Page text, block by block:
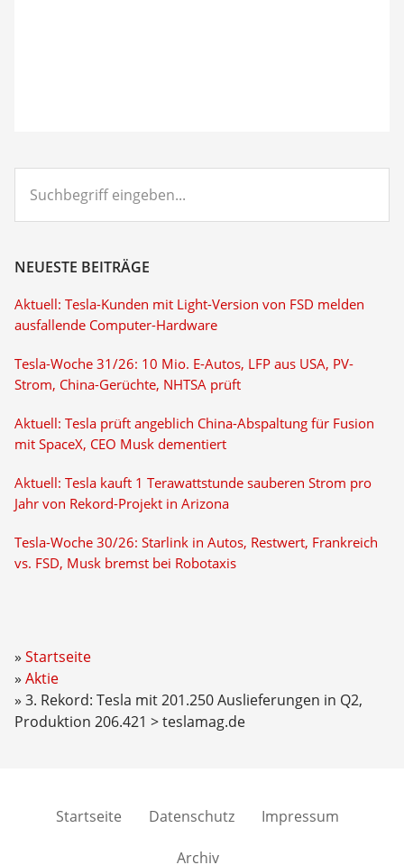
eingeben...
NEUESTE BEITRÄGE
Aktuell: Tesla-Kunden mit Light-Version von FSD melden
ausfallende Computer-Hardware
Tesla-Woche 31/26: 10 Mio. E-Autos, LFP aus USA, PV-
Strom, China-Gerüchte, NHTSA prüft
Aktuell: Tesla prüft angeblich China-Abspaltung für Fusion
mit SpaceX, CEO Musk dementiert
Aktuell: Tesla kauft 1 Terawattstunde sauberen Strom pro
Jahr von Rekord-Projekt in Arizona
Tesla-Woche 30/26: Starlink in Autos, Restwert, Frankreich
vs. FSD, Musk bremst bei Robotaxis
Startseite
Aktie
3. Rekord: Tesla mit 201.250 Auslieferungen in Q2,
Produktion 206.421 > teslamag.de
Startseite Datenschutz Impressum
Archiv